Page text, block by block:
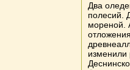
Два
полесий.
мореной.
изменили